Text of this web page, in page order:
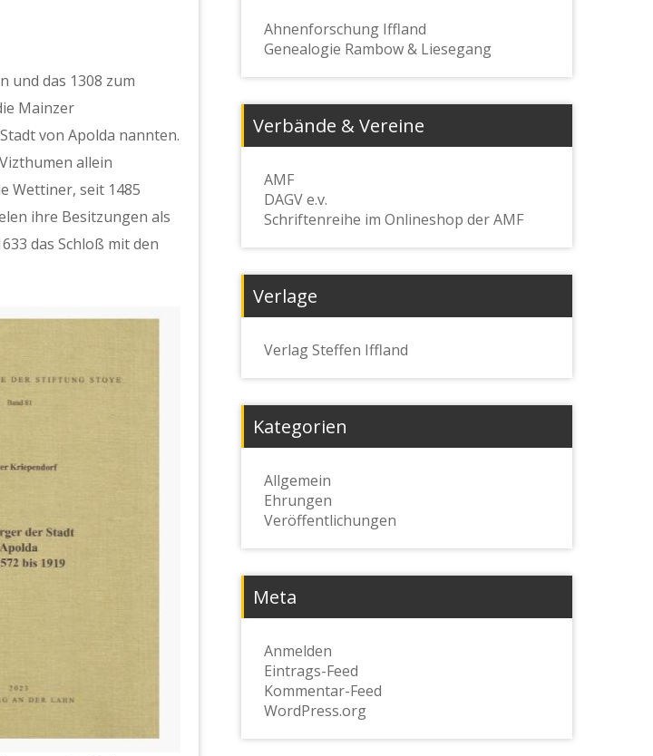
und das 1308 zum
Mainzer
von Apolda nannten.
allein
Wettiner, seit 1485
ihre Besitzungen als
das Schloß mit den
Ahnenforschung Iffland
Genealogie Rambow & Liesegang
Verbände & Vereine
AMF
DAGV e.v.
Schriftenreihe im Onlineshop der AMF
Verlage
Verlag Steffen Iffland
Kategorien
Allgemein
Ehrungen
Veröffentlichungen
Meta
Anmelden
Eintrags-Feed
Kommentar-Feed
WordPress.org